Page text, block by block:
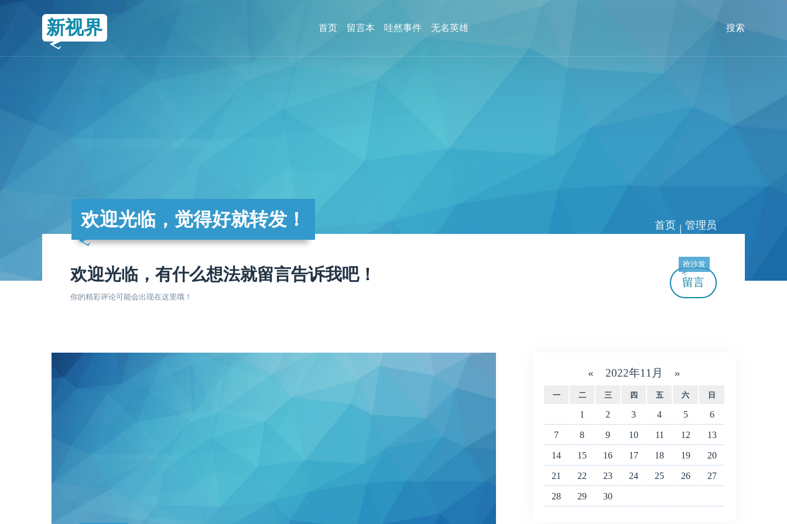
新视界 首页 留言本 哇然事件 无名英雄 搜索
欢迎光临，觉得好就转发！ 首页 | 管理员
欢迎光临，有什么想法就留言告诉我吧！
你的精彩评论可能会出现在这里哦！
留言
抢沙发
« 2022年11月 »
一 二 三 四 五 六 日
1 2 3 4 5 6
7 8 9 10 11 12 13
14 15 16 17 18 19 20
21 22 23 24 25 26 27
28 29 30